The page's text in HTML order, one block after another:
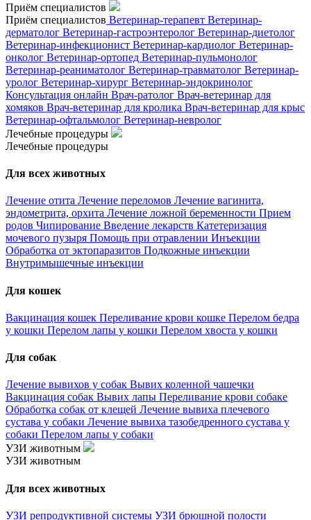
Приём специалистов
Приём специалистов Ветеринар-терапевт Ветеринар-
дерматолог Ветеринар-гастроэнтеролог Ветеринар-диетолог
Ветеринар-инфекционист Ветеринар-кардиолог Ветеринар-
онколог Ветеринар-ортопед Ветеринар-пульмонолог
Ветеринар-реаниматолог Ветеринар-травматолог Ветеринар-
уролог Ветеринар-хирург Ветеринар-эндокринолог
Консультация онлайн Врач-ратолог Врач-ветеринар для
хомяков Врач-ветеринар для кролика Врач-ветеринар для крыс
Ветеринар-офтальмолог Ветеринар-невролог
Лечебные процедуры
Лечебные процедуры
Для всех животных
Лечение отита Лечение переломов Лечение вагинита,
эндометрита, орхита Лечение ложной беременности Прием
родов Чипирование Введение лекарств Катетеризация
мочевого пузыря Помощь при отравлении Инъекции
Обработка от эктопаразитов Подкожные инъекции
Внутримышечные инъекции
Для кошек
Вакцинация кошек Переливание крови кошке Перелом бедра
у кошки Перелом лапы у кошки Перелом хвоста у кошки
Для собак
Лечение вывихов у собак Вывих коленной чашечки
Вакцинация собак Вывих лапы Переливание крови собаке
Обработка собак от клещей Лечение вывиха плечевого
сустава у собаки Лечение вывиха тазобедренного сустава у
собаки Перелом лапы у собаки
УЗИ животным
УЗИ животным
Для всех животных
УЗИ репродуктивной системы УЗИ брюшной полости